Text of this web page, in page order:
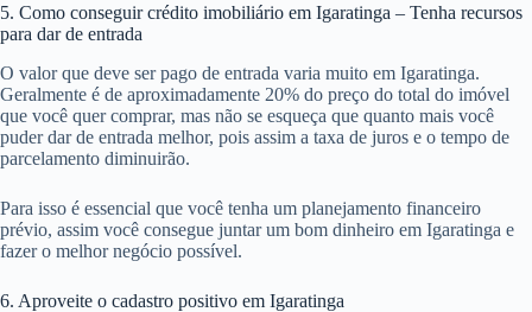
5. Como conseguir crédito imobiliário em Igaratinga – Tenha recursos
para dar de entrada
O valor que deve ser pago de entrada varia muito em Igaratinga.
Geralmente é de aproximadamente 20% do preço do total do imóvel
que você quer comprar, mas não se esqueça que quanto mais você
puder dar de entrada melhor, pois assim a taxa de juros e o tempo de
parcelamento diminuirão.
Para isso é essencial que você tenha um planejamento financeiro
prévio, assim você consegue juntar um bom dinheiro em Igaratinga e
fazer o melhor negócio possível.
6. Aproveite o cadastro positivo em Igaratinga